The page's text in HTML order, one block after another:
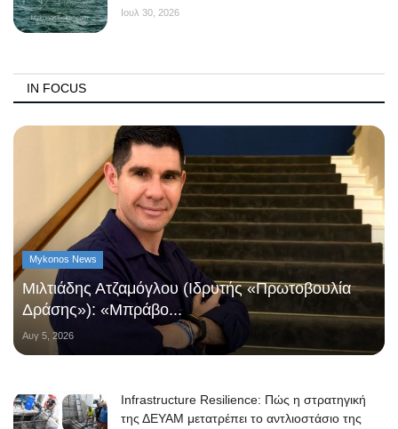
Ιουλ 30, 2026
IN FOCUS
Mykonos News
Μιλτιάδης Ατζαμόγλου (Ιδρυτής «Πρωτοβουλία
Δράσης»): «Μπράβο...
Αυγ 5, 2026
Infrastructure Resilience: Πώς η στρατηγική
της ΔΕΥΑΜ μετατρέπει το αντλιοστάσιο της